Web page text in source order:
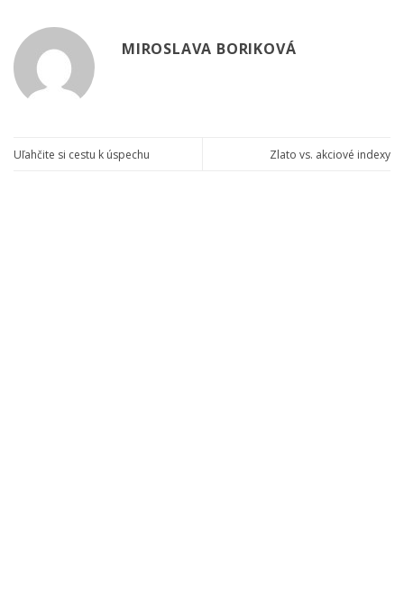
MIROSLAVA BORIKOVÁ
Uľahčite si cestu k úspechu Zlato vs. akciové indexy